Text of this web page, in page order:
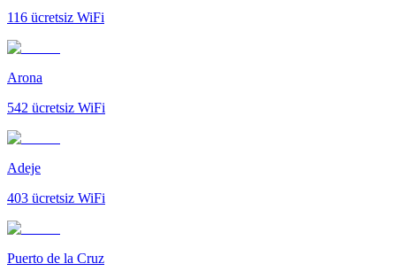
116 ücretsiz WiFi
Arona
542 ücretsiz WiFi
Adeje
403 ücretsiz WiFi
Puerto de la Cruz